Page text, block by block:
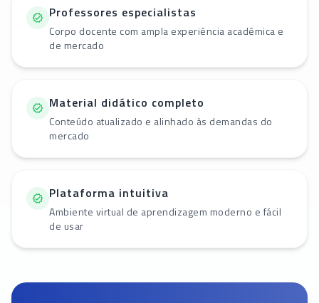
Professores especialistas
Corpo docente com ampla experiência acadêmica e
de mercado
Material didático completo
Conteúdo atualizado e alinhado às demandas do
mercado
Plataforma intuitiva
Ambiente virtual de aprendizagem moderno e fácil
de usar